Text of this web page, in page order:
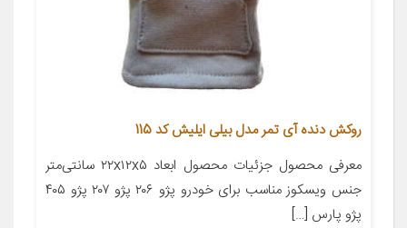
روکش دنده آی تمر مدل بیلی ایلیش کد 115
معرفی محصول جزئیات محصول ابعاد ۲۲x۱۲x۵ سانتی‌متر
جنس ویسکوز مناسب برای خودرو پژو ۲۰۶ پژو ۲۰۷ پژو ۴۰۵
پژو پارس […]